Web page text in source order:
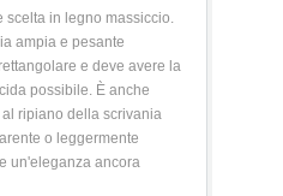
scelta in legno massiccio.
ampia e pesante
e deve avere la
possibile. È anche
ripiano della scrivania
o leggermente
un'eleganza ancora